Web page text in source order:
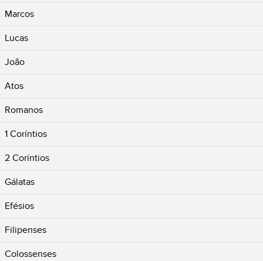
Marcos
Lucas
João
Atos
Romanos
1 Coríntios
2 Coríntios
Gálatas
Efésios
Filipenses
Colossenses